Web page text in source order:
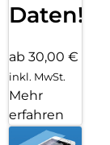
Daten!
ab 30,00 €
inkl. MwSt.
Mehr
erfahren